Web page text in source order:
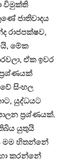
විමුක්ති
ජාතිවාදය
රාජපක්ෂව,
මේක
ඒක ඉවර
සිංහල
යුද්ධයට
ප්‍රශ්ණයක්.
යුතුයි
මම හිතන්නේ
කරන්නේ